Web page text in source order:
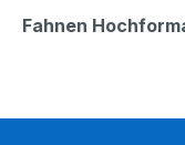
Fahnen